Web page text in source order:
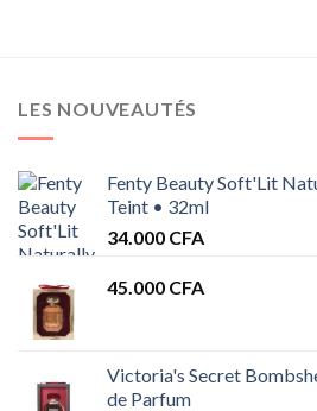
LES NOUVEAUTÉS
Fenty Beauty Soft'Lit
Teint • 32ml
34.000 CFA
45.000 CFA
Victoria's Secret
de Parfum